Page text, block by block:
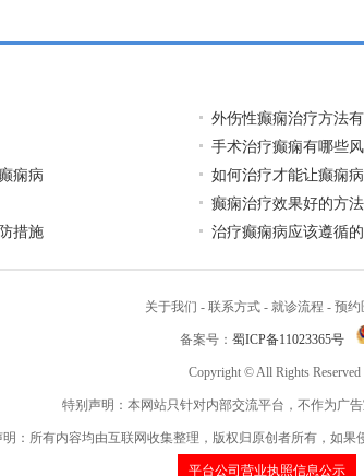
外伤性癫痫治疗方法
手术治疗癫痫有哪些
痫病
如何治疗才能让癫痫
癫痫治疗效果好的方
措施
治疗癫痫病应该遵循
关于我们 - 联系方式 - 就诊流程 - 预约
备案号： 蜀ICP备11023365号
Copyright © All Rights
特别声明：本网站只针对内部交流平台，不作为广
明：所有内容均由互联网收集整理，版权归原创者所有，如
平台公司营业执照信息公示